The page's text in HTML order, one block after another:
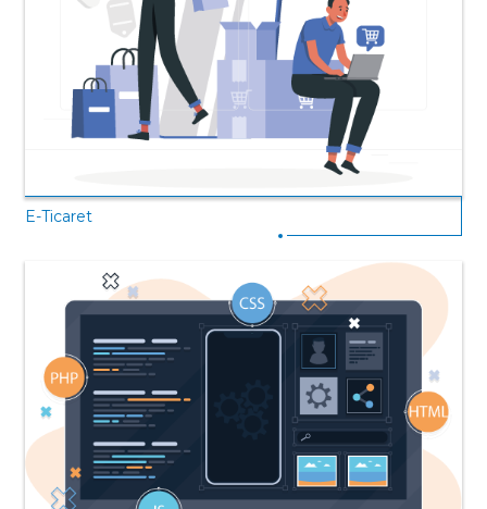
E-Ticaret